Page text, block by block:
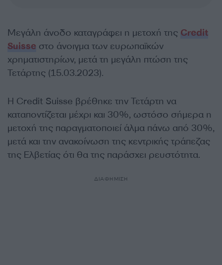
Μεγάλη άνοδο καταγράφει η μετοχή της Credit
Suisse στο άνοιγμα των ευρωπαϊκών
χρηματιστηρίων, μετά τη μεγάλη πτώση της
Τετάρτης (15.03.2023).
Η Credit Suisse βρέθηκε την Τετάρτη να
καταποντίζεται μέχρι και 30%, ωστόσο σήμερα η
μετοχή της παραγματοποιεί άλμα πάνω από 30%,
μετά και την ανακοίνωση της κεντρικής τράπεζας
της Ελβετίας ότι θα της παράσχει ρευστότητα.
ΔΙΑΦΗΜΙΣΗ